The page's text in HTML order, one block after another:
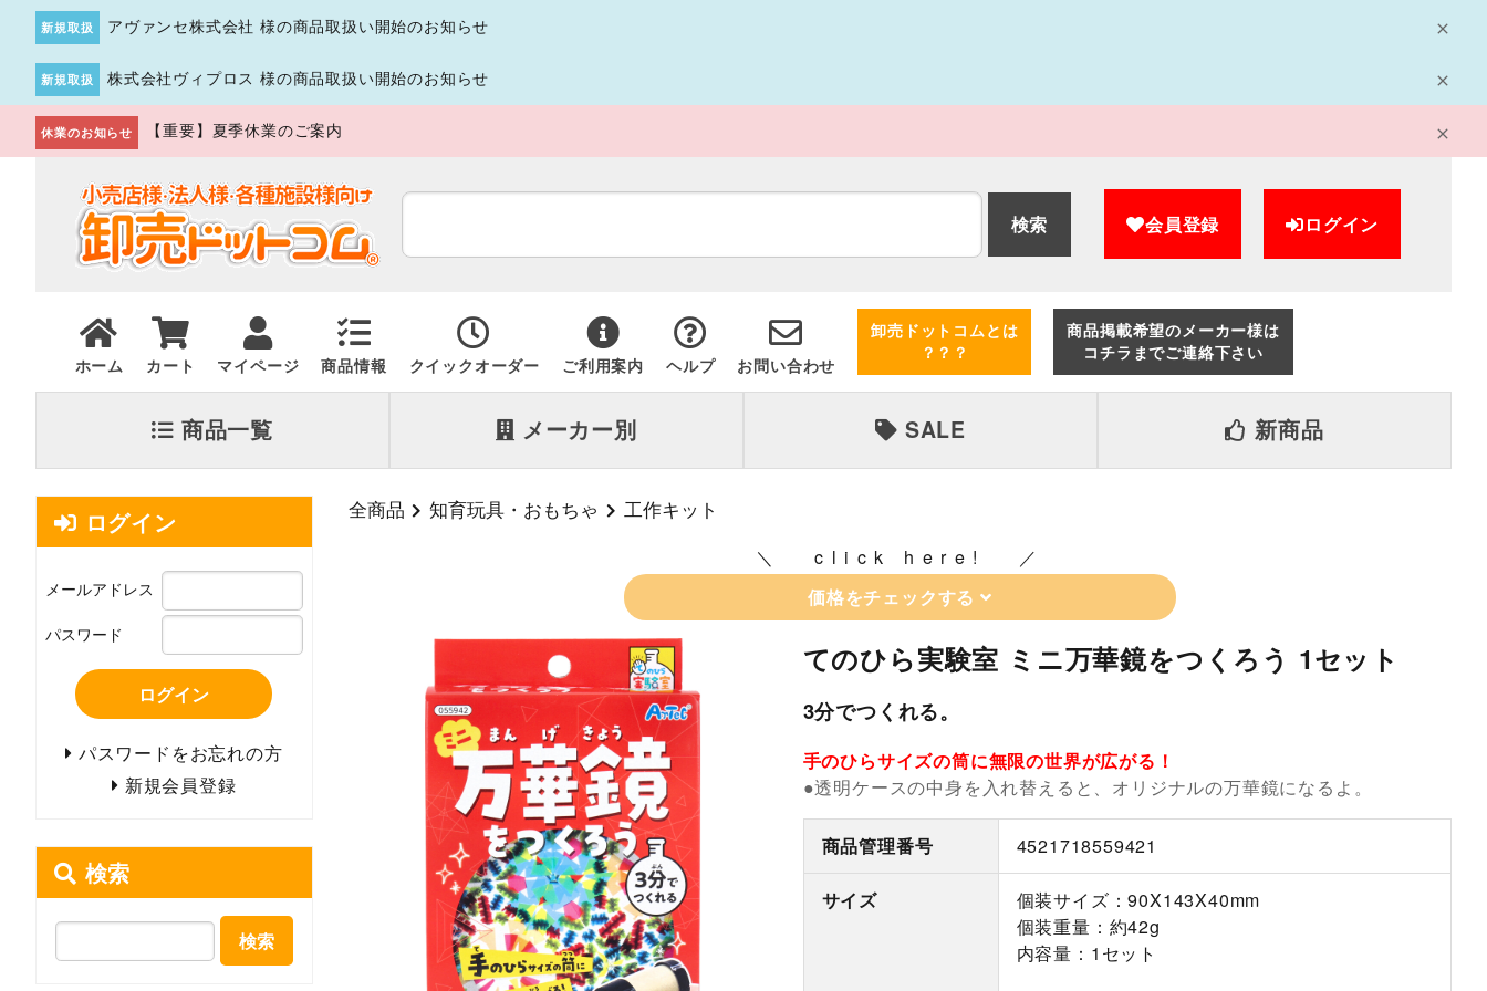
新規取扱 アヴァンセ株式会社 様の商品取扱い開始のお知らせ
新規取扱 株式会社ヴィプロス 様の商品取扱い開始のお知らせ
休業のお知らせ 【重要】夏季休業のご案内
検索 会員登録 ログイン
ホーム カート マイページ 商品情報 クイックオーダー ご利用案内 ヘルプ お問い合わせ
卸売ドットコムとは
？？？
商品掲載希望のメーカー様は
コチラまでご連絡下さい
商品一覧 メーカー別 SALE 新商品
全商品 知育玩具・おもちゃ 工作キット
click here!
価格をチェックする
てのひら実験室 ミニ万華鏡をつくろう 1セット
3分でつくれる。
手のひらサイズの筒に無限の世界が広がる！
●透明ケースの中身を入れ替えると、オリジナルの万華鏡になるよ。
商品管理番号 4521718559421
サイズ
個装サイズ：90X143X40mm
個装重量：約42g
内容量：1セット
ログイン
メールアドレス
パスワード
ログイン
パスワードをお忘れの方
新規会員登録
検索
検索